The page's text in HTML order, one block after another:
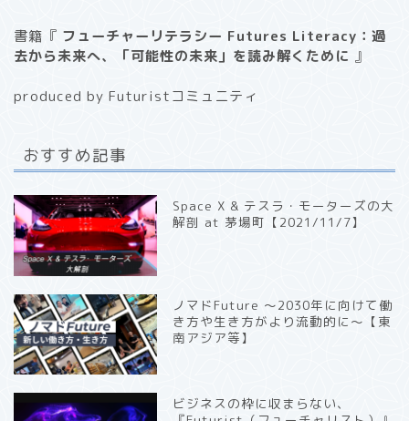
書籍『 フューチャーリテラシー Futures Literacy：過
去から未来へ、「可能性の未来」を読み解くために 』
produced by Futuristコミュニティ
おすすめ記事
Space X & テスラ・モーターズの大
解剖 at 茅場町【2021/11/7】
ノマドFuture 〜2030年に向けて働
き方や生き方がより流動的に〜【東
南アジア等】
ビジネスの枠に収まらない、